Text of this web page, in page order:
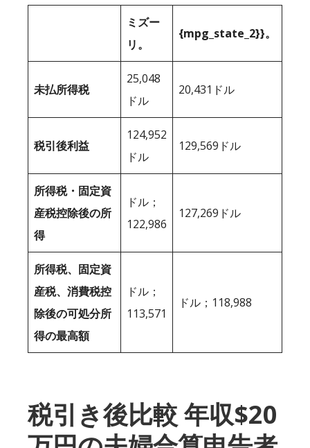
ミズー
リ。
{mpg_state_2}}。
未払所得税
25,048
ドル
20,431ドル
税引後利益
124,952
ドル
129,569ドル
所得税・固定資
産税控除後の所
得
ドル；
122,986
127,269ドル
所得税、固定資
産税、消費税控
除後の可処分所
得の最高額
ドル；
113,571
ドル；118,988
税引き後比較 年収$20